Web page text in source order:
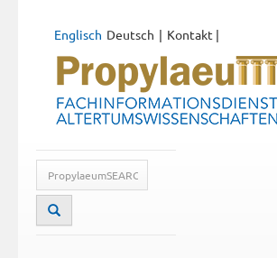
Deutsch
Englisch Kontakt |